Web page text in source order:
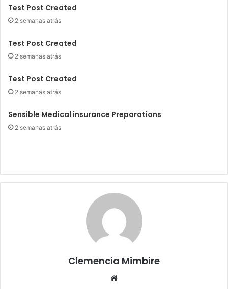
Test Post Created
2 semanas atrás
Test Post Created
2 semanas atrás
Test Post Created
2 semanas atrás
Sensible Medical insurance Preparations
2 semanas atrás
Clemencia Mimbire
Website